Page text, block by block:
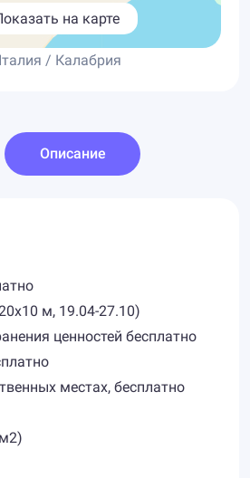
на карте
/ Калабрия
Описание
м, 19.04-27.10)
ценностей бесплатно
местах, бесплатно